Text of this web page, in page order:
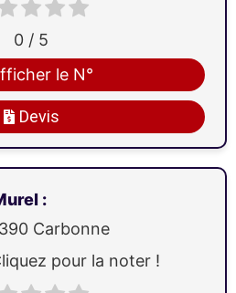
Devis
le N°
0 / 5
:
Carbonne
pour la noter !